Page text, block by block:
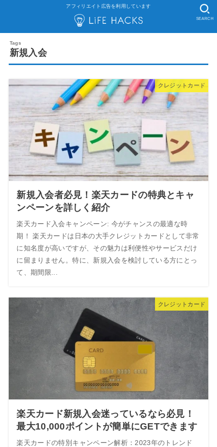
アフィリエイト広告を利用しています
SEARCH
新規入会
クレジットカード
新規入会者必見！楽天カードの特典とキャ
ンペーンを詳しく紹介
楽天カード入会キャンペーン: 今がチャンスの最適な時
期！ 楽天カードは日本の大手クレジットカードとして非常
に知名度が高いですが、その魅力は利便性やサービスだけ
に留まりません。特に、新規入会を検討している方にとっ
て、期間限...
クレジットカード
楽天カード新規入会迷っているなら必見！
最大10,000ポイントが簡単にGETできます
楽天カードの特別キャンペーン解析：2023年のトレンド